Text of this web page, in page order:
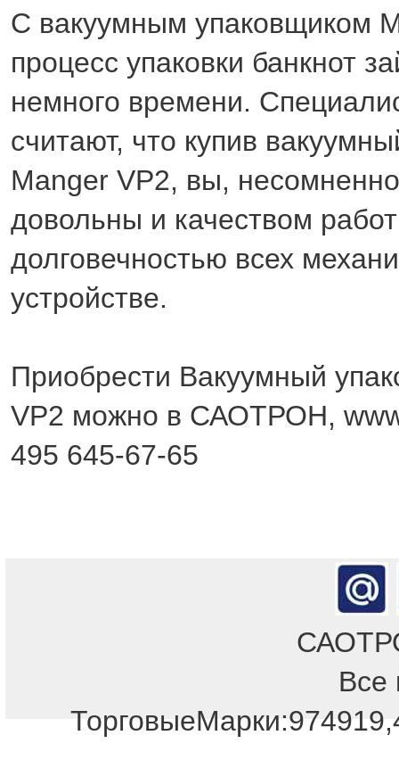
С вакуумным упаковщиком
процесс упаковки банкнот
немного времени.
считают, что купив
Manger VP2, вы,
довольны и качеством
долговечностью всех
устройстве.
Приобрести Вакуумный
VP2 можно в САОТРОН,
495 645-67-65
Все